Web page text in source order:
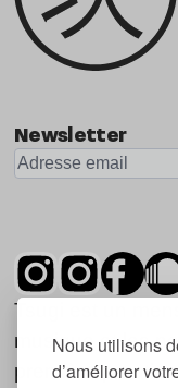
Nous utilisons
d’améliorer
Newsletter
Tsugi est un
musique et les
première